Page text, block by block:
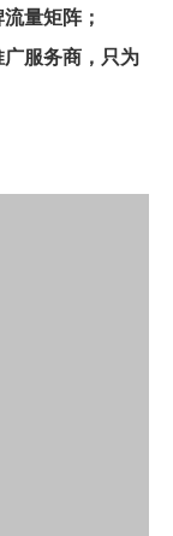
量矩阵；
服务商，只为